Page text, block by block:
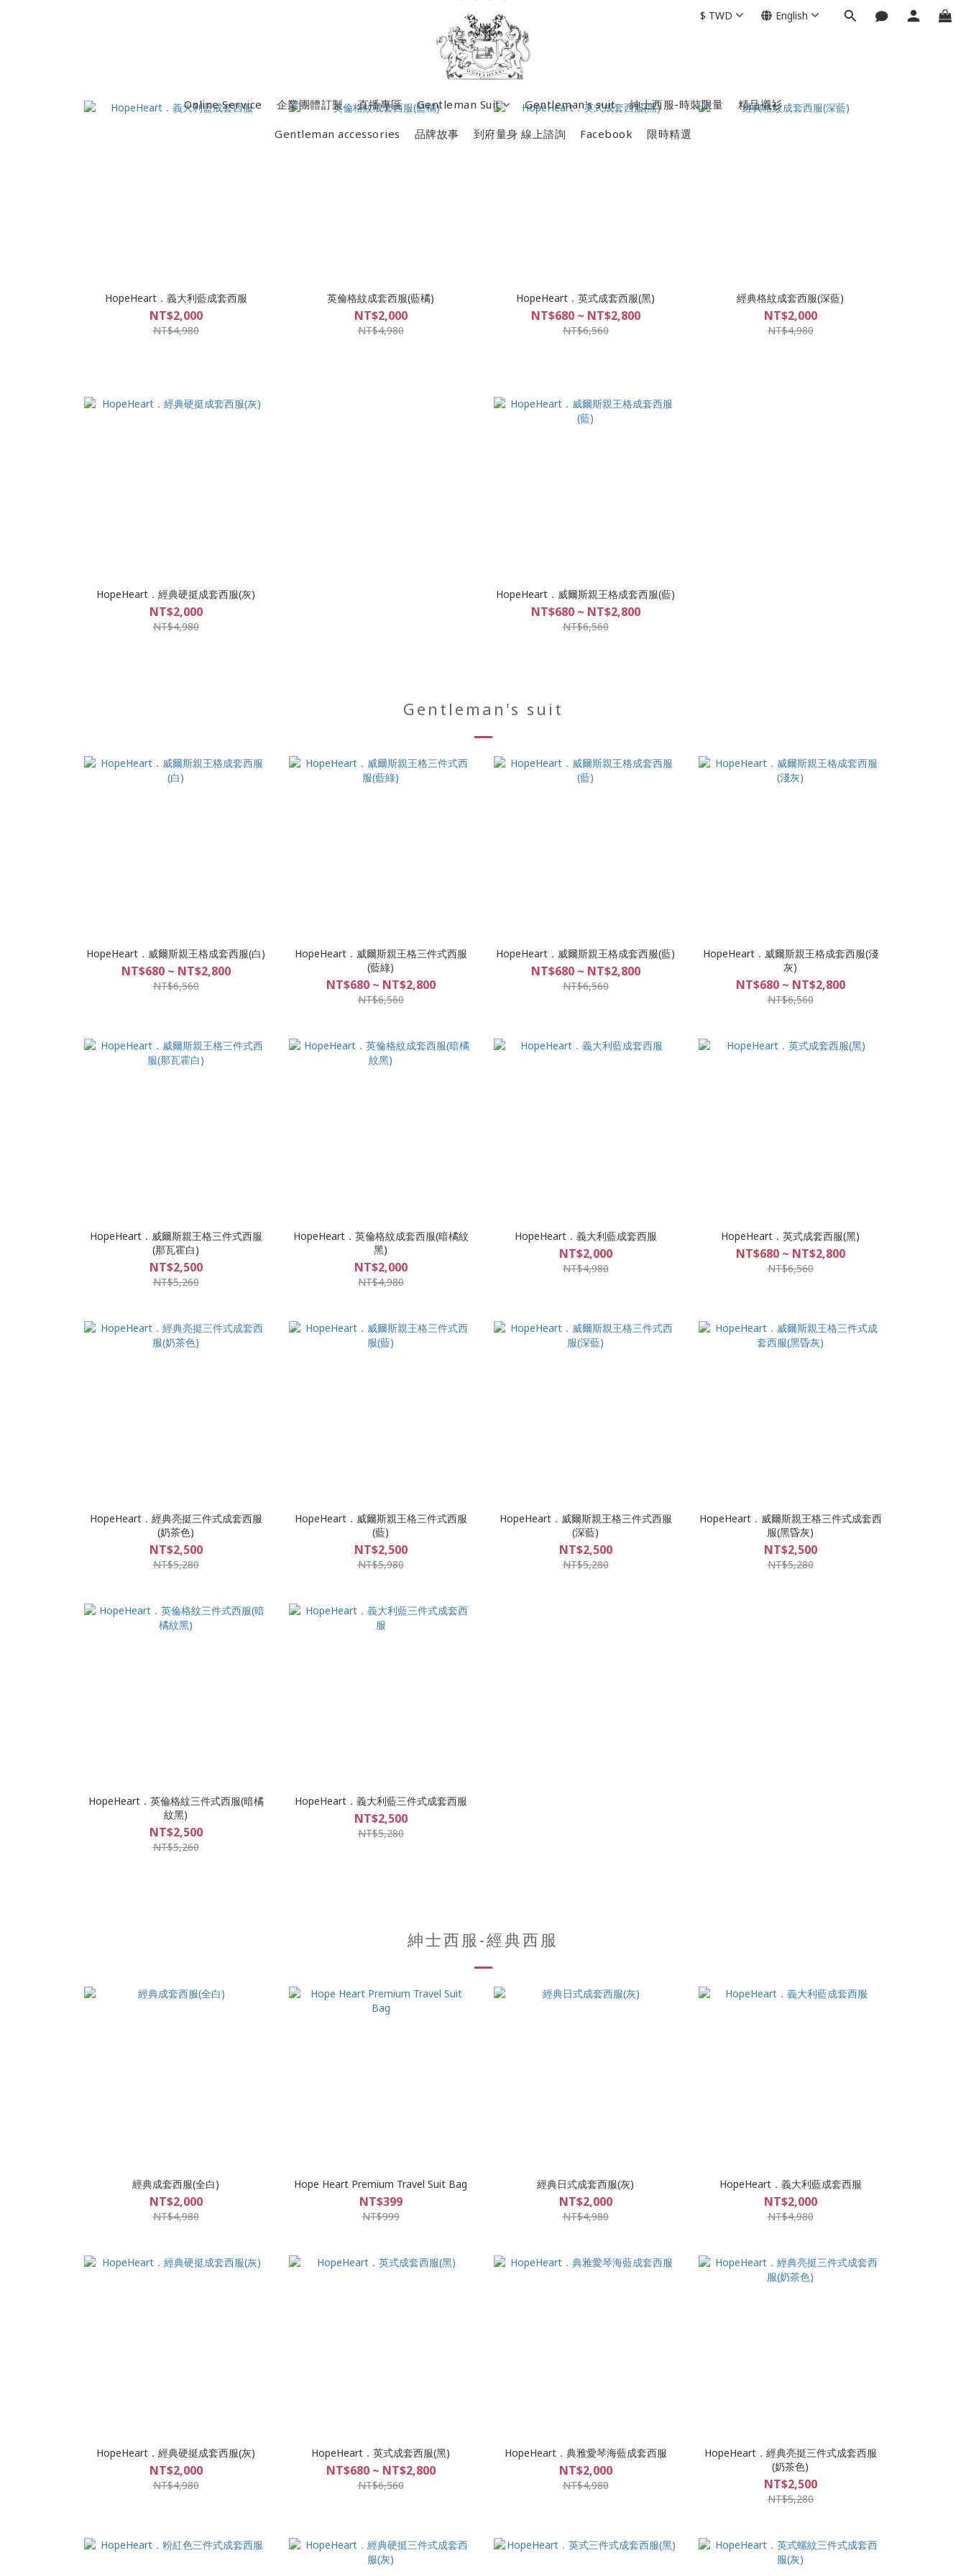
Online Service 企業團體訂製 直播專區 Gentleman Suit Gentleman's suit 紳士西服-時裝限量 精品襯衫
Gentleman accessories 品牌故事 到府量身 線上諮詢 Facebook 限時精選
$ TWD English
HopeHeart．義大利藍成套西服
NT$2,000
NT$4,980
英倫格紋成套西服(藍橘)
NT$2,000
NT$4,980
HopeHeart．英式成套西服(黑)
NT$680 ~ NT$2,800
NT$6,560
經典格紋成套西服(深藍)
NT$2,000
NT$4,980
HopeHeart．經典硬挺成套西服(灰)
NT$2,000
NT$4,980
HopeHeart．威爾斯親王格成套西服(藍)
NT$680 ~ NT$2,800
NT$6,560
Gentleman's suit
HopeHeart．威爾斯親王格成套西服(白)
NT$680 ~ NT$2,800
NT$6,560
HopeHeart．威爾斯親王格三件式西服
(藍綠)
NT$680 ~ NT$2,800
NT$6,560
HopeHeart．威爾斯親王格成套西服(藍)
NT$680 ~ NT$2,800
NT$6,560
HopeHeart．威爾斯親王格成套西服(淺
灰)
NT$680 ~ NT$2,800
NT$6,560
HopeHeart．威爾斯親王格三件式西服
(那瓦霍白)
NT$2,500
NT$5,260
HopeHeart．英倫格紋成套西服(暗橘紋
黑)
NT$2,000
NT$4,980
HopeHeart．義大利藍成套西服
NT$2,000
NT$4,980
HopeHeart．英式成套西服(黑)
NT$680 ~ NT$2,800
NT$6,560
HopeHeart．經典亮挺三件式成套西服
(奶茶色)
NT$2,500
NT$5,280
HopeHeart．威爾斯親王格三件式西服
(藍)
NT$2,500
NT$5,980
HopeHeart．威爾斯親王格三件式西服
(深藍)
NT$2,500
NT$5,280
HopeHeart．威爾斯親王格三件式成套西
服(黑昏灰)
NT$2,500
NT$5,280
HopeHeart．英倫格紋三件式西服(暗橘
紋黑)
NT$2,500
NT$5,260
HopeHeart．義大利藍三件式成套西服
NT$2,500
NT$5,280
紳士西服-經典西服
經典成套西服(全白)
NT$2,000
NT$4,980
Hope Heart Premium Travel Suit Bag
NT$399
NT$999
經典日式成套西服(灰)
NT$2,000
NT$4,980
HopeHeart．義大利藍成套西服
NT$2,000
NT$4,980
HopeHeart．經典硬挺成套西服(灰)
NT$2,000
NT$4,980
HopeHeart．英式成套西服(黑)
NT$680 ~ NT$2,800
NT$6,560
HopeHeart．典雅愛琴海藍成套西服
NT$2,000
NT$4,980
HopeHeart．經典亮挺三件式成套西服
(奶茶色)
NT$2,500
NT$5,280